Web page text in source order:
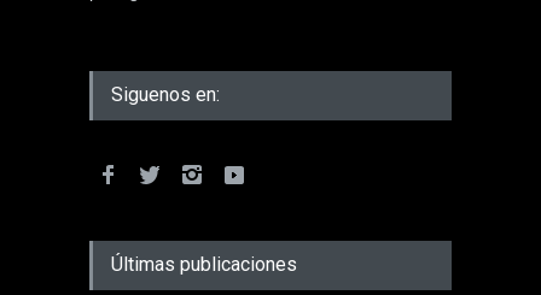
Siguenos en:
Últimas publicaciones